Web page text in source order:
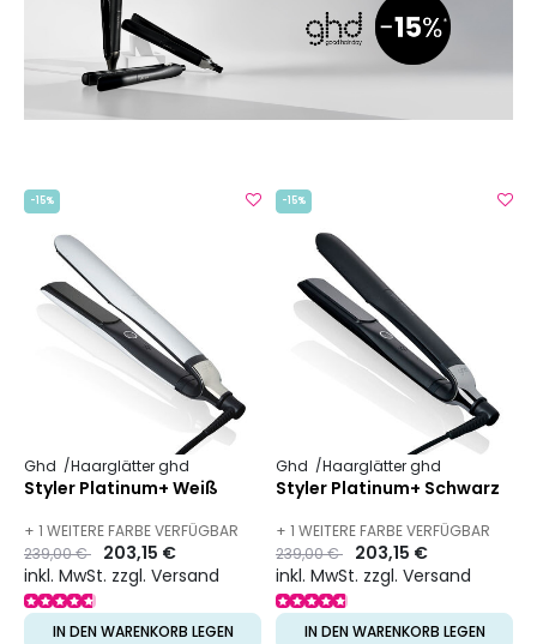
-15%
Ghd Haarglätter ghd
Styler Platinum+ Weiß
+ 1 WEITERE FARBE VERFÜGBAR
Preis
239,00 €to 203,15 €
inkl. MwSt. zzgl. Versand
IN DEN WARENKORB LEGEN
-15%
Ghd Haarglätter ghd
Styler Platinum+ Schwarz
+ 1 WEITERE FARBE VERFÜGBAR
Preis
239,00 €to 203,15 €
inkl. MwSt. zzgl. Versand
IN DEN WARENKORB LEGEN